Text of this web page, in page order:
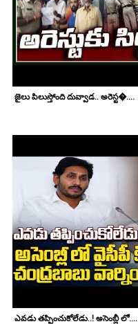
జైలు పిలుస్తోంది దువ్వాడ.. అరెస్ట�....
ఎవడు తప్పించుకోలేడు..! అసెంబ్లీ లో....